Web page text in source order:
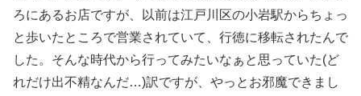
ろにあるお店ですが、以前は江戸川区の小岩駅からちょっ
と歩いたところで営業されていて、行徳に移転されたんで
した。そんな時代から行ってみたいなぁと思っていた(ど
れだけ出不精なんだ…)訳ですが、やっとお邪魔できまし